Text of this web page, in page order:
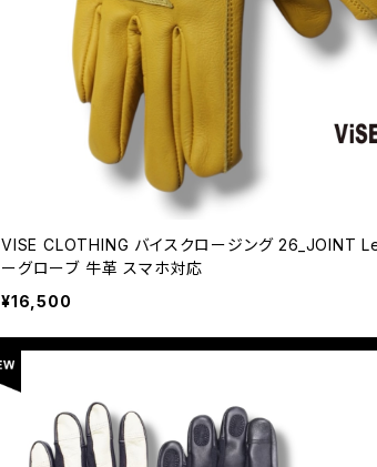
VISE CLOTHING バイスクロージング 26_JOINT
ーグローブ 牛革 スマホ対応
¥16,500